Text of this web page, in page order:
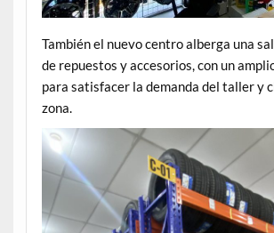
También el nuevo centro alberga una
de repuestos y accesorios, con un
para satisfacer la demanda del taller y
zona.